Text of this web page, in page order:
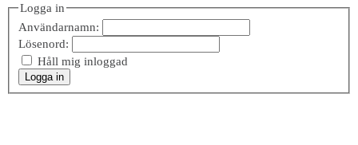
Logga in
Användarnamn:
Lösenord:
Håll mig inloggad
Logga in